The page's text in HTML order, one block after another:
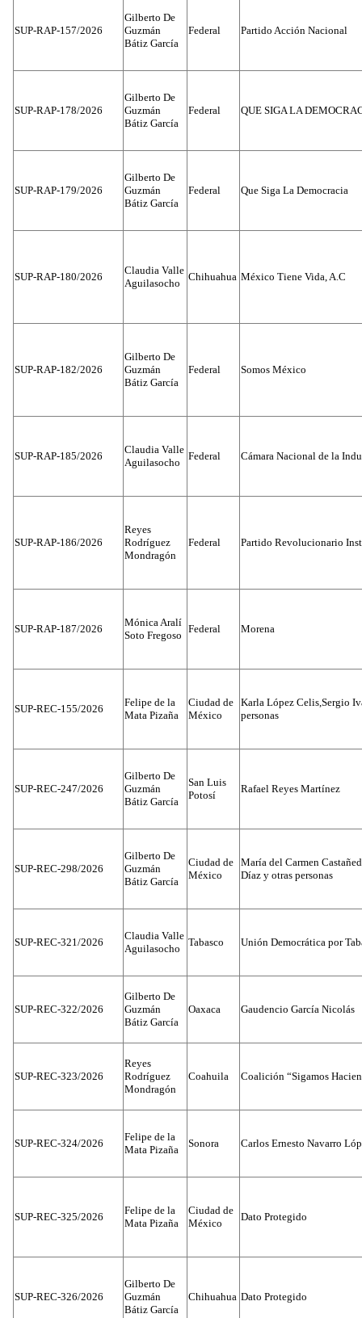
SUP-RAP-157/2026
Gilberto De
Guzmán
Bátiz García
Federal Partido Acción Nacional
SUP-RAP-178/2026
Gilberto De
Guzmán
Bátiz García
Federal QUE SIGA LA
SUP-RAP-179/2026
Gilberto De
Guzmán
Bátiz García
Federal Que Siga La Democracia
SUP-RAP-180/2026
Claudia Valle
Aguilasocho
Chihuahua México Tiene Vida, A.C
SUP-RAP-182/2026
Gilberto De
Guzmán
Bátiz García
Federal Somos México
SUP-RAP-185/2026
Claudia Valle
Aguilasocho
Federal Cámara Nacional de la
SUP-RAP-186/2026
Reyes
Rodríguez
Mondragón
Federal Partido Revolucionario
SUP-RAP-187/2026
Mónica Aralí
Soto Fregoso
Federal Morena
SUP-REC-155/2026
Felipe de la
Mata Pizaña
Ciudad de
México
Karla López Celis,Sergio
personas
SUP-REC-247/2026
Gilberto De
Guzmán
Bátiz García
San Luis
Potosí
Rafael Reyes Martínez
SUP-REC-298/2026
Gilberto De
Guzmán
Bátiz García
Ciudad de
México
María del Carmen
Díaz y otras personas
SUP-REC-321/2026
Claudia Valle
Aguilasocho
Tabasco Unión Democrática por
SUP-REC-322/2026
Gilberto De
Guzmán
Bátiz García
Oaxaca Gaudencio García Nicolás
SUP-REC-323/2026
Reyes
Rodríguez
Mondragón
Coahuila Coalición “Sigamos
SUP-REC-324/2026
Felipe de la
Mata Pizaña
Sonora Carlos Ernesto Navarro
SUP-REC-325/2026
Felipe de la
Mata Pizaña
Ciudad de
México
Dato Protegido
SUP-REC-326/2026
Gilberto De
Guzmán
Bátiz García
Chihuahua Dato Protegido